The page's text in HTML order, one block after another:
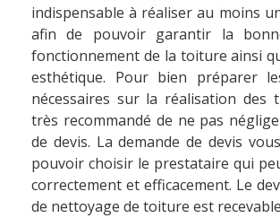
indispensable à réaliser au moins
afin de pouvoir garantir la
fonctionnement de la toiture ainsi
esthétique. Pour bien préparer
nécessaires sur la réalisation des
très recommandé de ne pas
de devis. La demande de devis
pouvoir choisir le prestataire qui
correctement et efficacement. Le
de nettoyage de toiture est